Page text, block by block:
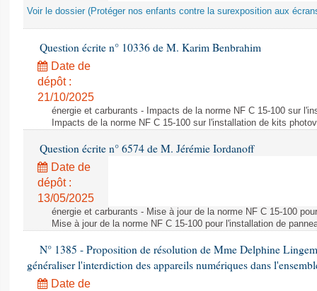
Voir le dossier (Protéger nos enfants contre la surexposition aux
Question écrite n° 10336 de M. Karim Benbrahim
Date de
dépôt :
21/10/2025
énergie et carburants - Impacts de la norme NF C 15-100 sur
Impacts de la norme NF C 15-100 sur l'installation de kits
Question écrite n° 6574 de M. Jérémie Iordanoff
Date de
dépôt :
13/05/2025
énergie et carburants - Mise à jour de la norme NF C 15-100
Mise à jour de la norme NF C 15-100 pour l'installation de
N° 1385 - Proposition de résolution de Mme Delphine
généraliser l'interdiction des appareils numériques dans
Date de